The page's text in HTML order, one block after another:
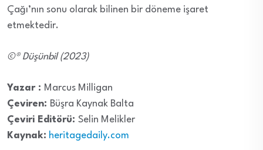
Çağı’nın sonu olarak bilinen bir döneme işaret
etmektedir.
©® Düşünbil (2023)
Yazar : Marcus Milligan
Çeviren: Büşra Kaynak Balta
Çeviri Editörü: Selin Melikler
Kaynak: heritagedaily.com